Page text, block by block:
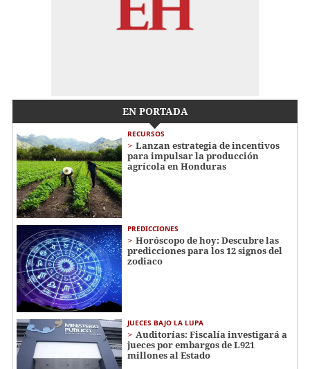
EN PORTADA
RECURSOS
Lanzan estrategia de incentivos
para impulsar la producción
agrícola en Honduras
PREDICCIONES
Horóscopo de hoy: Descubre las
predicciones para los 12 signos del
zodiaco
JUECES BAJO LA LUPA
Auditorías: Fiscalía investigará a
jueces por embargos de L921
millones al Estado